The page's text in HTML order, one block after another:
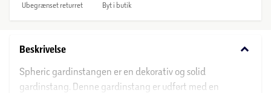
Ubegrænset returret Byt i butik
Beskrivelse keyboard_arrow_down
Spheric gardinstangen er en dekorativ og solid
gardinstang. Denne gardinstang er udført med en